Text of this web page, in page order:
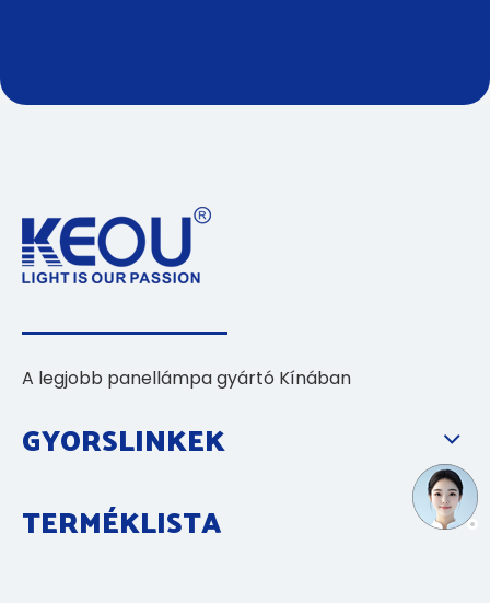
A legjobb panellámpa gyártó Kínában
GYORSLINKEK
TERMÉKLISTA